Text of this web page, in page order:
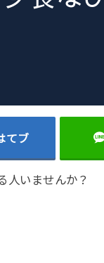
てブ
人いませんか？